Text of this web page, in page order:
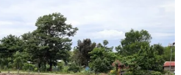
có thể giúp
cơ đại dịch